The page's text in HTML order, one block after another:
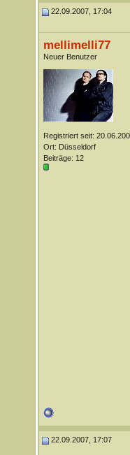
22.09.2007, 17:04
mellimelli77
Neuer Benutzer
Registriert seit:
Ort: Düsseldorf
Beiträge: 12
22.09.2007, 17:07